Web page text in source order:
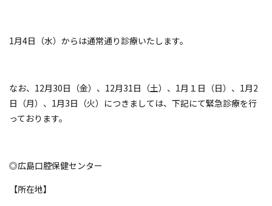
1月4日（水）からは通常通り診療いたします。
なお、12月30日（金）、12月31日（土）、1月１日（日）、1月2
日（月）、1月3日（火）につきましては、下記にて緊急診療を行
っております。
◎広島口腔保健センター
【所在地】